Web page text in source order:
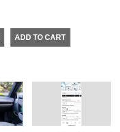
ADD TO CART